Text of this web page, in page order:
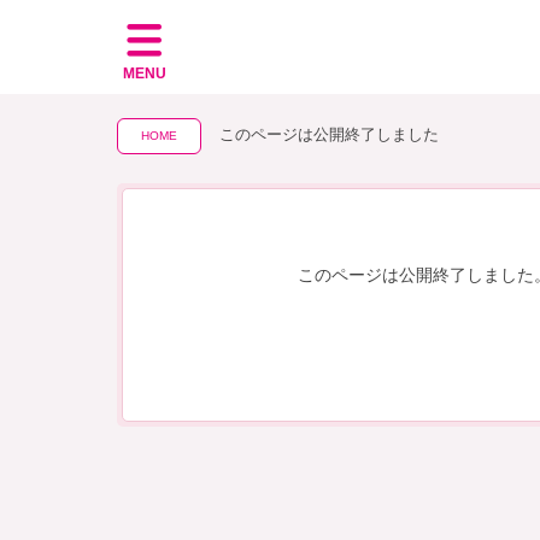
MENU
HOME このページは公開終了しました
このページは公開終了しました